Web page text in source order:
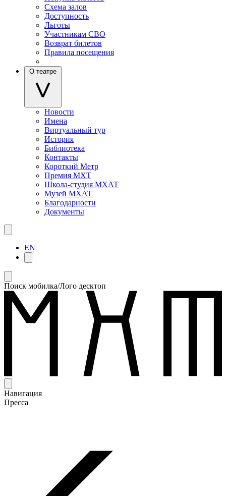
Схема залов
Доступность
Льготы
Участникам СВО
Возврат билетов
Правила посещения
О театре
Новости
Имена
Виртуальный тур
История
Библиотека
Контакты
Короткий Метр
Премия МХТ
Школа-студия МХАТ
Музей МХАТ
Благодарности
Документы
EN
Поиск мобилка/Лого десктоп
Навигация
Пресса